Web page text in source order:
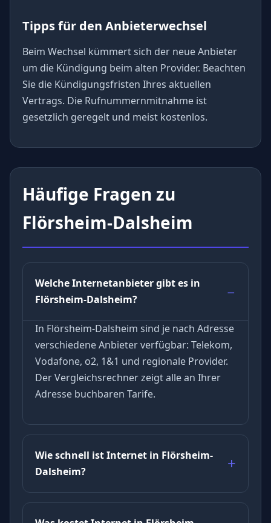
Tipps für den Anbieterwechsel
Beim Wechsel kümmert sich der neue Anbieter
um die Kündigung beim alten Provider. Beachten
Sie die Kündigungsfristen Ihres aktuellen
Vertrags. Die Rufnummernmitnahme ist
gesetzlich geregelt und meist kostenlos.
Häufige Fragen zu
Flörsheim-Dalsheim
Welche Internetanbieter gibt es in
Flörsheim-Dalsheim?
In Flörsheim-Dalsheim sind je nach Adresse
verschiedene Anbieter verfügbar: Telekom,
Vodafone, o2, 1&1 und regionale Provider.
Der Vergleichsrechner zeigt alle an Ihrer
Adresse buchbaren Tarife.
Wie schnell ist Internet in Flörsheim-
Dalsheim?